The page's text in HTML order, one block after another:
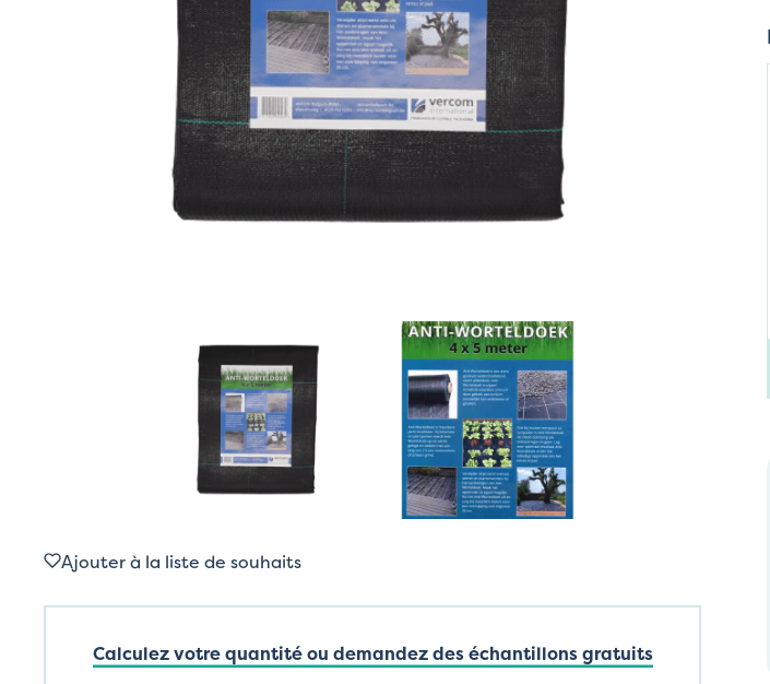
Ajouter à la liste de souhaits
Calculez votre quantité ou demandez des échantillons gratuits